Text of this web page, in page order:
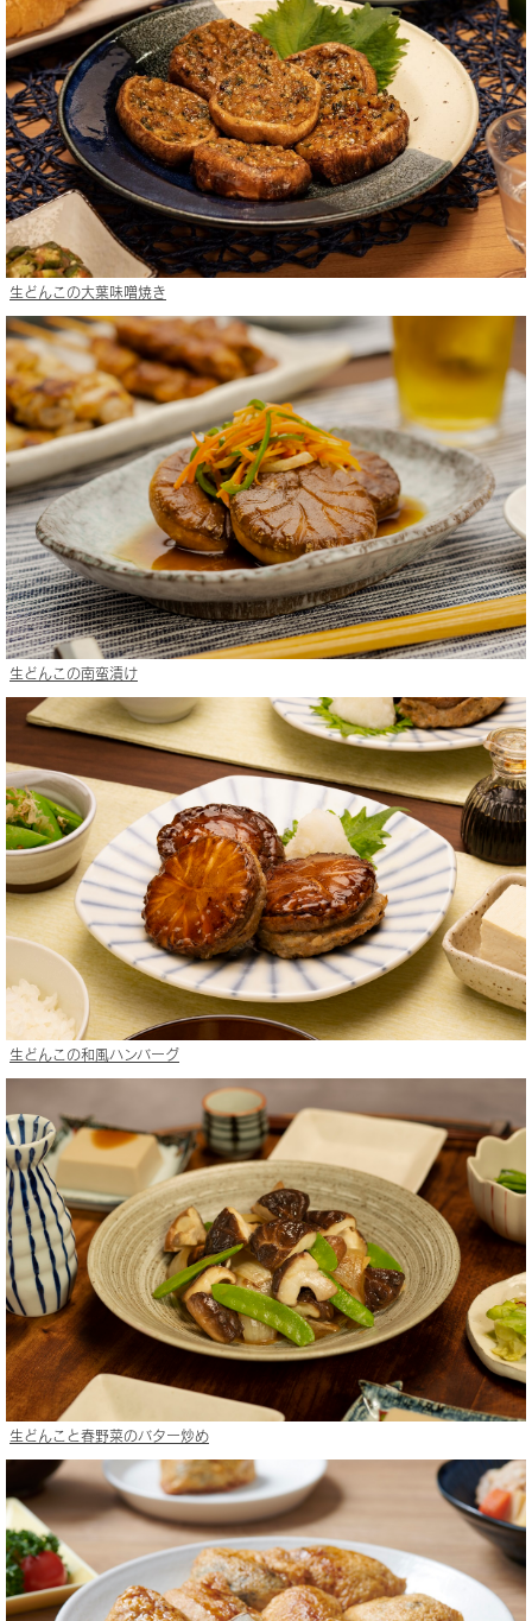
生どんこの大葉味噌焼き
生どんこの南蛮漬け
生どんこの和風ハンバーグ
生どんこと春野菜のバター炒め